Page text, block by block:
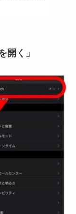
開く」